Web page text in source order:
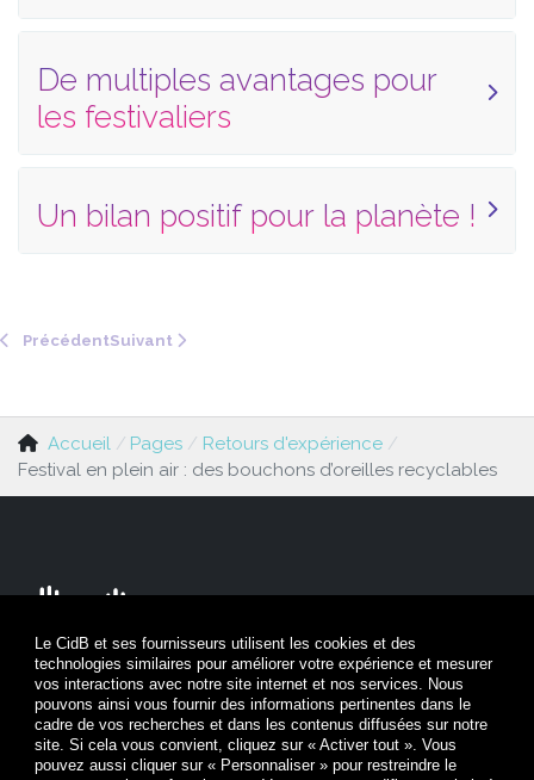
Le CidB et ses fournisseurs utilisent les cookies et des
technologies similaires pour améliorer votre expérience et mesurer
vos interactions avec notre site internet et nos services. Nous
pouvons ainsi vous fournir des informations pertinentes dans le
cadre de vos recherches et dans les contenus diffusées sur notre
site. Si cela vous convient, cliquez sur « Activer tout ». Vous
pouvez aussi cliquer sur « Personnaliser » pour restreindre le
De multiples avantages pour
les festivaliers
Un bilan positif pour la planète !
PrécédentSuivant
Accueil Pages
Retours d'expérience
Festival en plein air : des bouchons d’oreilles recyclables
Nous contacter
Mentions légales